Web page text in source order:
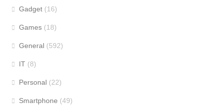
Gadget (16)
Games (18)
General (592)
IT (8)
Personal (22)
Smartphone (49)